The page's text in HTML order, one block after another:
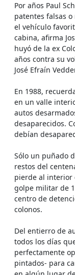
Por años Paul
patentes falsas
el vehículo
cabina, afirma
huyó de la ex
años contra su
José Efraín
En 1988,
en un valle
autos
desaparecidos.
debían
Sólo un puñado
restos del
pierde al interior
golpe militar de
centro de
colonos.
Del entierro de
todos los días
perfectamente
pintados- para